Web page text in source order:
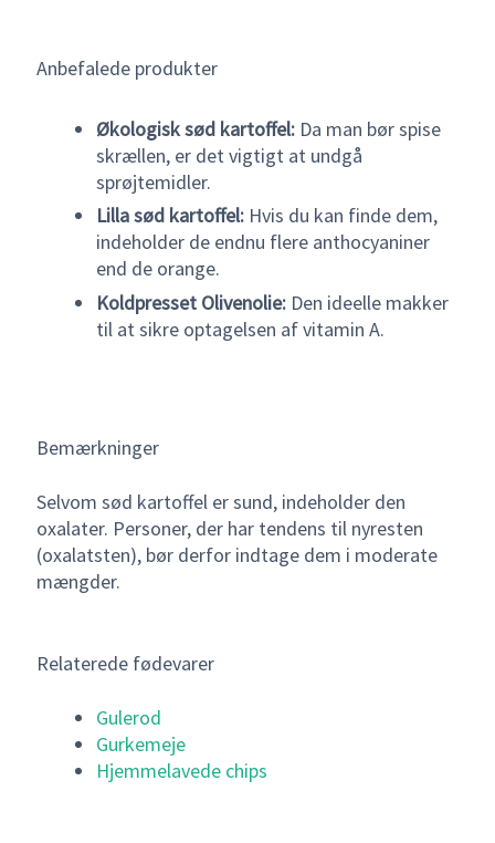
Anbefalede produkter
Økologisk sød kartoffel:Da man bør spise
skrællen, er det vigtigt at undgå
sprøjtemidler.
Lilla sød kartoffel:Hvis du kan finde dem,
indeholder de endnu flere anthocyaniner
end de orange.
Koldpresset Olivenolie:Den ideelle makker
til at sikre optagelsen af vitamin A.
Bemærkninger
Selvom sød kartoffel er sund, indeholder den
oxalater. Personer, der har tendens til nyresten
(oxalatsten), bør derfor indtage dem i moderate
mængder.
Relaterede fødevarer
Gulerod
Gurkemeje
Hjemmelavede chips